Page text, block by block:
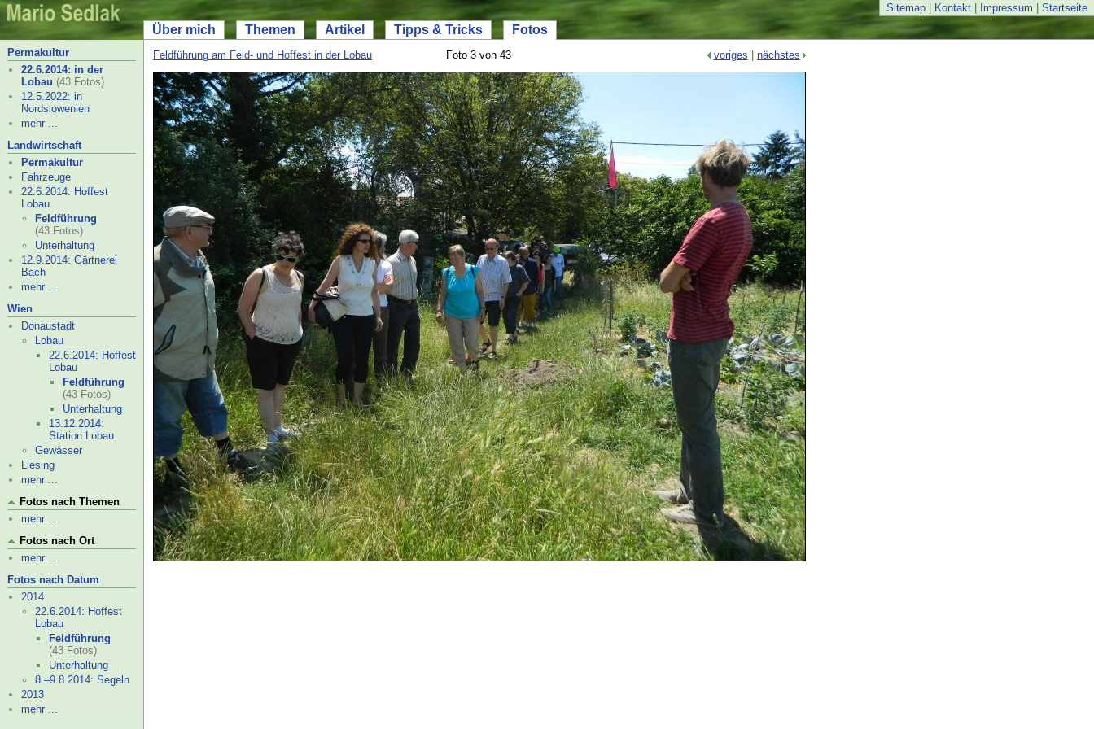
Sitemap Kontakt Impressum Startseite
Über mich Themen Artikel Tipps & Tricks Fotos
Permakultur
22.6.2014: in der
Lobau (43 Fotos)
12.5.2022: in
Nordslowenien
mehr ...
Landwirtschaft
Permakultur
Fahrzeuge
22.6.2014: Hoffest
Lobau
Feldführung
(43 Fotos)
Unterhaltung
12.9.2014: Gärtnerei
Bach
mehr ...
Wien
Donaustadt
Lobau
22.6.2014: Hoffest
Lobau
Feldführung
(43 Fotos)
Unterhaltung
13.12.2014:
Station Lobau
Gewässer
Liesing
mehr ...
Fotos nach Themen
mehr ...
Fotos nach Ort
mehr ...
Fotos nach Datum
2014
22.6.2014: Hoffest
Lobau
Feldführung
(43 Fotos)
Unterhaltung
8.–9.8.2014: Segeln
2013
mehr ...
Feldführung am Feld- und Hoffest in der Lobau Foto 3 von 43 voriges nächstes